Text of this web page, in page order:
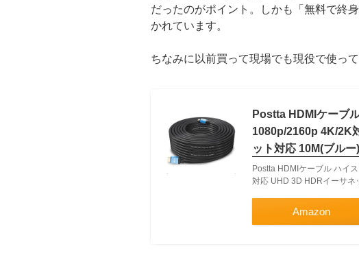
だったのがポイント。しかも「無料で終
かれています。
ちなみに以前買って現場でも現役で使っ
Postta HDMIケーブ
1080p/2160p 4K/2K
ット対応 10M(ブルー)
Postta HDMIケーブル ハイ
対応 UHD 3D HDRイーサネ
Amazon